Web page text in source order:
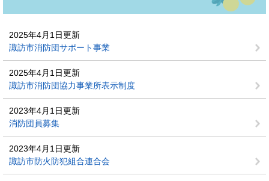
2025年4月1日更新
諏訪市消防団サポート事業
2025年4月1日更新
諏訪市消防団協力事業所表示制度
2023年4月1日更新
消防団員募集
2023年4月1日更新
諏訪市防火防犯組合連合会